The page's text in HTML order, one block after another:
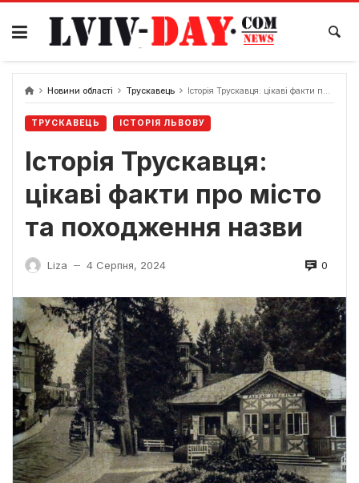
Skip
content
Новини області Трускавець Історія Трускавця: цікаві факти про місто та походження назви
ТРУСКАВЕЦЬ ІСТОРІЯ ЛЬВОВУ
Історія Трускавця:
цікаві факти про місто
та походження назви
Liza — 4 Серпня, 2024 0